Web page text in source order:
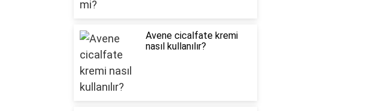
Avene cicalfate kremi
nasıl kullanılır?